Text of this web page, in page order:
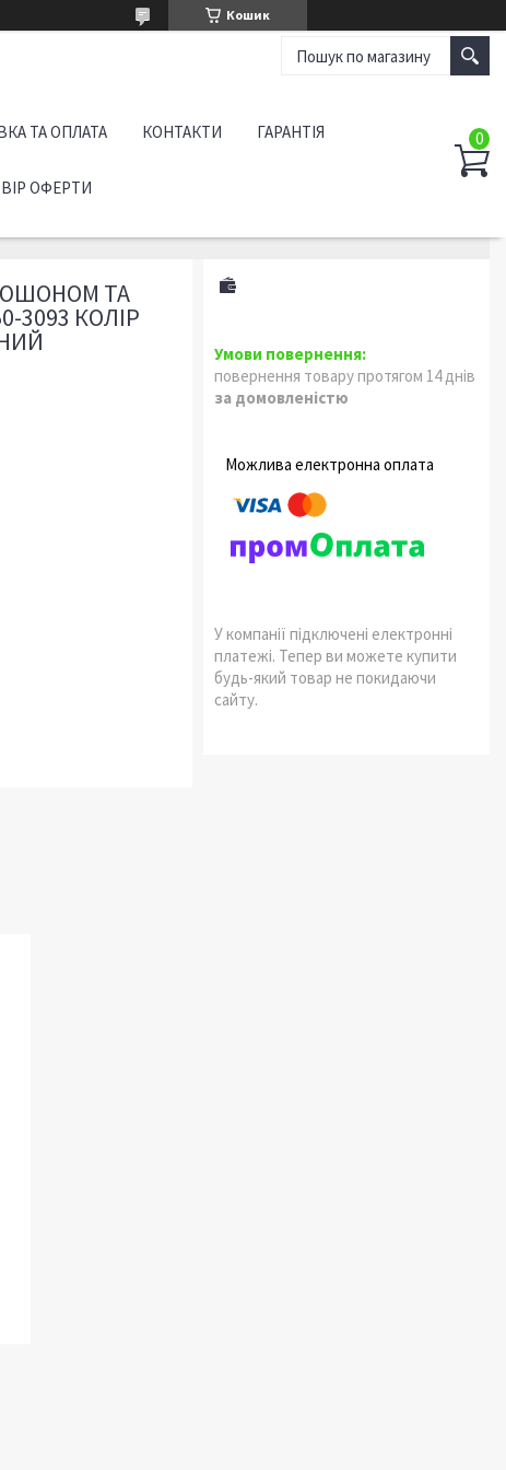
Кошик
ТА ОПЛАТА КОНТАКТИ ГАРАНТІЯ
ОФЕРТИ
ТА
3093 КОЛІР
повернення товару протягом 14 днів
за домовленістю
У компанії підключені електронні
платежі. Тепер ви можете купити
будь-який товар не покидаючи
сайту.